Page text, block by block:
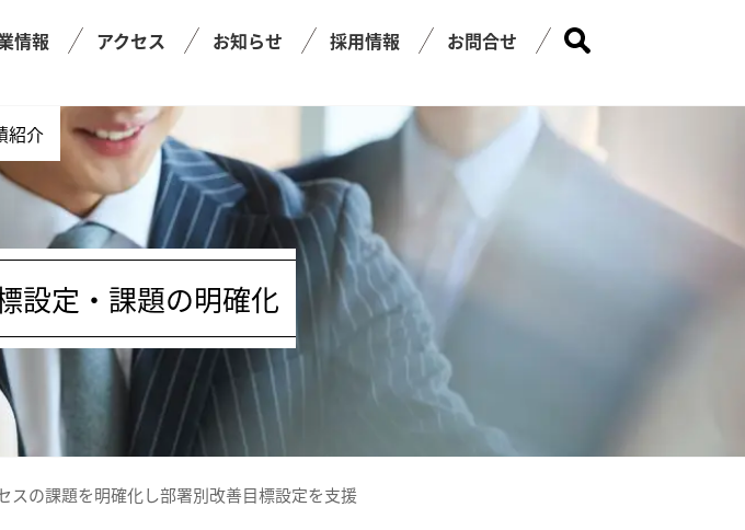
情報 アクセス お知らせ 採用情報 お問合せ
紹介
設定・課題の明確化
スの課題を明確化し部署別改善目標設定を支援